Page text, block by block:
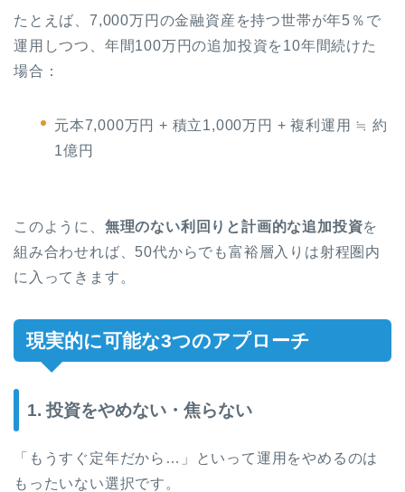
たとえば、7,000万円の金融資産を持つ世帯が年5％で
運用しつつ、年間100万円の追加投資を10年間続けた
場合：
元本7,000万円 + 積立1,000万円 + 複利運用 ≒ 約
1億円
このように、 無理のない利回りと計画的な追加投資を
組み合わせれば、50代からでも富裕層入りは射程圏内
に入ってきます。
現実的に可能な3つのアプローチ
1. 投資をやめない・焦らない
「もうすぐ定年だから…」といって運用をやめるのは
もったいない選択です。